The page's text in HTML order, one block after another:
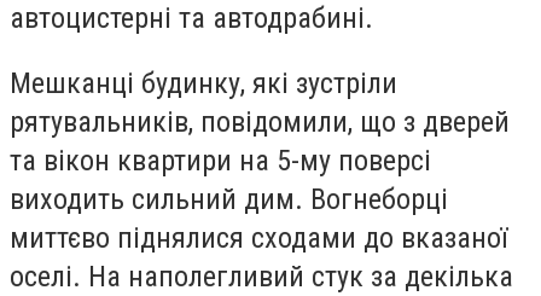
автоцистерні та автодрабині.
Мешканці будинку, які зустріли
рятувальників, повідомили, що з дверей
та вікон квартири на 5-му поверсі
виходить сильний дим. Вогнеборці
миттєво піднялися сходами до вказаної
оселі. На наполегливий стук за декілька